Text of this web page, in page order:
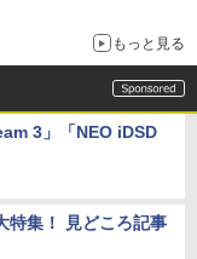
もっと見る
3」「NEO iDSD
特集！ 見どころ記事